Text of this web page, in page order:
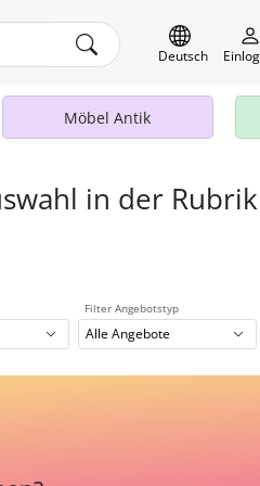
Deutsch
Möbel Antik
in der Rubrik
Filter Angebotstyp
Alle Angebote